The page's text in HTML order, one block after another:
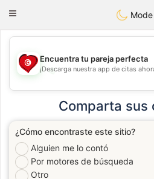
Tunisia
Toggle
Mode
💖
💕
Encuentra tu pareja perfecta
¡Descarga nuestra app de citas
Comparta sus
¿Cómo encontraste este sitio?
Alguien me lo contó
Por motores de búsqueda
Otro